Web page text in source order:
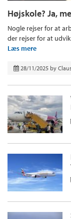
Højskole? Ja,
Nogle rejser for at
der rejser for at
Læs mere
28/11/2025 by